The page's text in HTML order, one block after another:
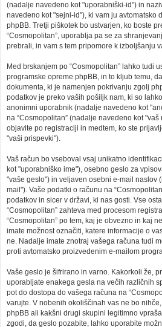
(nadalje navedeno kot "uporabniški-id") in
navedeno kot "sejni-id"), ki vam ju avtomatsko
phpBB. Tretji piškotek bo ustvarjen, ko boste
“Cosmopolitan”, uporablja pa se za
prebrali, in vam s tem pripomore k izboljšanju
Med brskanjem po “Cosmopolitan” lahko tudi
programske opreme phpBB, in to kljub temu,
dokumenta, ki je namenjen pokrivanju zgolj
podatkov je preko vaših pošiljk nam, ki so
anonimni uporabnik (nadalje navedeno kot
na “Cosmopolitan” (nadalje navedeno kot
objavite po registraciji in medtem, ko ste
"vaši prispevki").
Vaš račun bo vseboval vsaj unikatno
kot "uporabniško ime"), osebno geslo za
"vaše geslo") in veljaven osebni e-mail naslov
mail"). Vaše podatki o računu na
podatkov in sicer v državi, ki nas gosti. Vse
“Cosmopolitan” zahteva med procesom
“Cosmopolitan” po tem, kaj je obvezno in kaj
imate možnost označiti, katere informacije o
ne. Nadalje imate znotraj vašega računa tudi
proti avtomatsko proizvedenim e-mailom
Vaše geslo je šifrirano in varno. Kakorkoli že,
uporabljate enakega gesla na večih različnih
pot do dostopa do vašega računa na
varujte. V nobenih okoliščinah vas ne bo
phpBB ali kakšni drugi skupini legitimno
zgodi, da geslo pozabite, lahko uporabite